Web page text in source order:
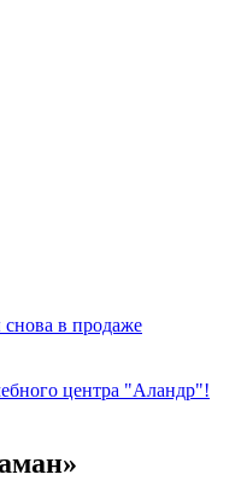
в продаже
центра "Аландр"!